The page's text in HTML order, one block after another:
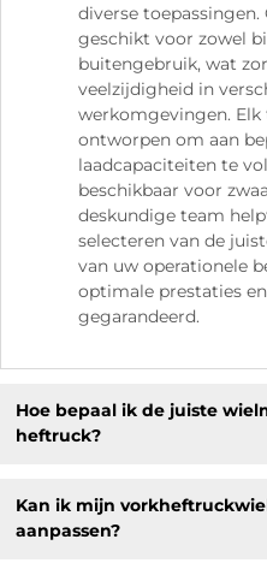
diverse toepassingen.
geschikt voor zowel
buitengebruik, wat
veelzijdigheid in
werkomgevingen. Elk
ontworpen om aan
laadcapaciteiten te
beschikbaar voor
deskundige team
selecteren van de
van uw operationele
optimale prestaties
gegarandeerd.
Hoe bepaal ik de juiste
heftruck?
Kan ik mijn
aanpassen?